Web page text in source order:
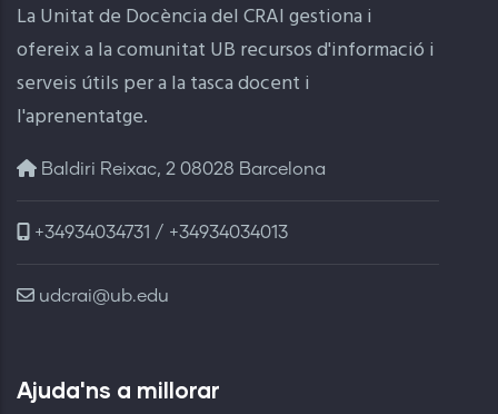
La Unitat de Docència del CRAI gestiona i
ofereix a la comunitat UB recursos d'informació i
serveis útils per a la tasca docent i
l'aprenentatge.
Baldiri Reixac, 2 08028 Barcelona
+34934034731 / +34934034013
udcrai@ub.edu
Ajuda'ns a millorar